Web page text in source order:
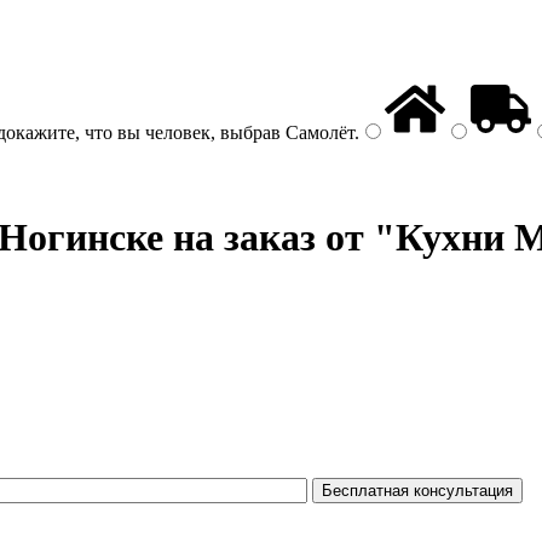
что вы человек, выбрав Самолёт.
на заказ от "Кухни